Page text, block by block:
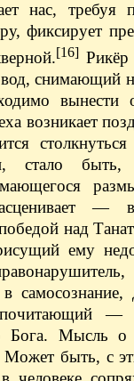
нас, требуя
фиксирует
[16]
снимающий
вынести
возникает
стало быть,
—
над
ему
—
Бога. Мысль
быть, с